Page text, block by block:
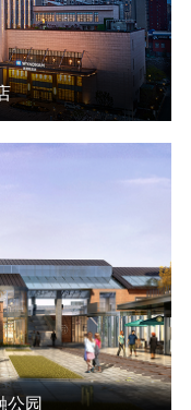
公园